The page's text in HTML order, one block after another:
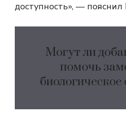
доступность», —
Могут ли
помочь
биологическое